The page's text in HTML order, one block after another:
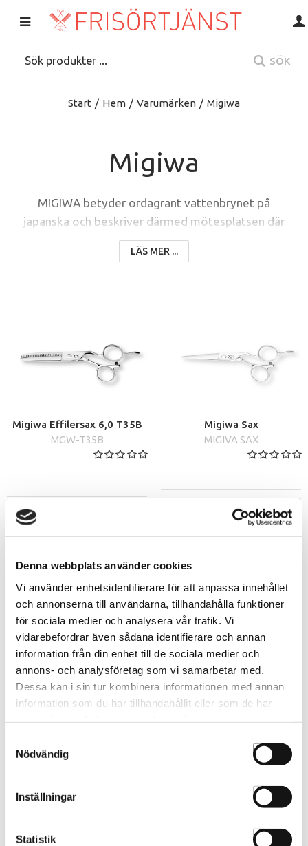
Denna webbplats använder cookies
Vi använder enhetsidentifierare för att anpassa innehållet
och annonserna till användarna, tillhandahålla funktioner
för sociala medier och analysera vår trafik. Vi
vidarebefordrar även sådana identifierare och annan
information från din enhet till de sociala medier och
annons- och analysföretag som vi samarbetar med.
Dessa kan i sin tur kombinera informationen med annan
information som du har tillhandahållit eller som de har
Nödvändig
Inställningar
Statistik
SÖK
Start / Hem / Varumärken / Migiwa
Migiwa
MIGIWA betyder ordagrant vattenbrynet på
japanska och beskriver därmed mötesplatsen där
vatten och land möts. Denna bild betonar idén
bakom den innovativa designen av handtaget: en
En ny typ av handtagsergonomi har skapats för
MIGIWA-saxarna, vilket säkerställer perfekt
säkerhet och stabilitet vid klippning. De fyra
saxar för både höger- och vänsterhänta användare,
samt speciella svivelsaxar (med roterande tumring)
och en textureringssax. Sortimentet erbjuder
därmed rätt frisörverktyg för professionella (unga)
stylister för att optimera otaliga hårstilar.
LÄS MER ...
Migiwa Effilersax 6,0 T35B
MGW-T35B
Migiwa Sax
MIGIVA SAX
VÄLJ
Migiwa Sax Left
MIGIWA LEFT
VÄLJ
Migiwa Sax Swivel
MIGIWA SWIVEL